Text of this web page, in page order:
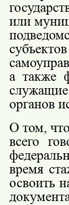
или
а также
органов
О том,
всего
время
освоить